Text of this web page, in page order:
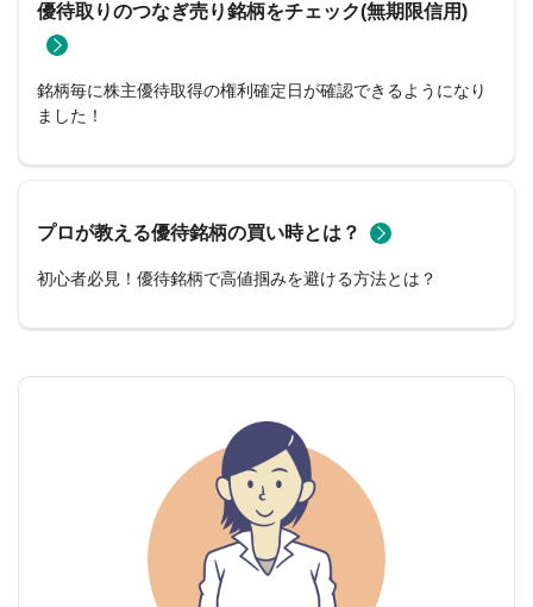
優待取りのつなぎ売り銘柄をチェック(無期限信用)
銘柄毎に株主優待取得の権利確定日が確認できるようになり
ました！
プロが教える優待銘柄の買い時とは？
初心者必見！優待銘柄で高値掴みを避ける方法とは？